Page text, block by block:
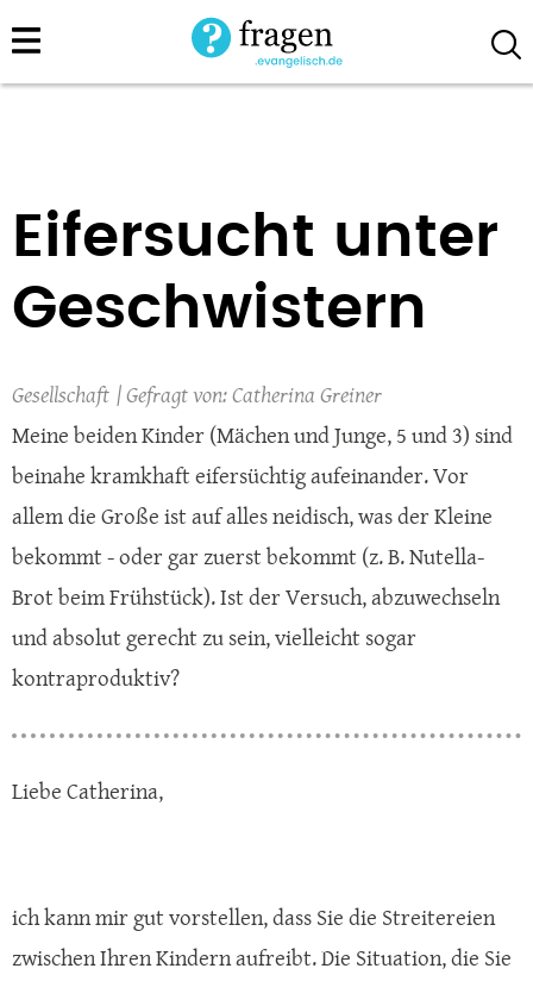
Direkt
zum
Eifersucht unter
Geschwistern
Gesellschaft
Catherina Greiner
Meine beiden Kinder (Mächen und Junge, 5 und 3) sind
beinahe kramkhaft eifersüchtig aufeinander. Vor
allem die Große ist auf alles neidisch, was der Kleine
bekommt - oder gar zuerst bekommt (z. B. Nutella-
Brot beim Frühstück). Ist der Versuch, abzuwechseln
und absolut gerecht zu sein, vielleicht sogar
kontraproduktiv?
Liebe Catherina,
ich kann mir gut vorstellen, dass Sie die Streitereien
zwischen Ihren Kindern aufreibt. Die Situation, die Sie